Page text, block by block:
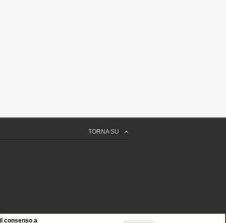
TORNA SU
consenso a